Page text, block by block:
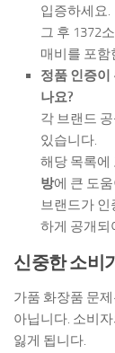
입증하세요.
그 후 1372
매비를 포함
정품 인증이
나요?
각 브랜드
있습니다.
해당 목록에
방에 큰 도
브랜드가 인
하게 공개되
신중한 소비
가품 화장품 문
아닙니다. 소비
잃게 됩니다.